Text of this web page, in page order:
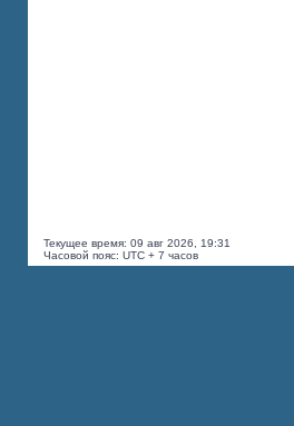
Текущее время: 09 авг 2026, 19:31
Часовой пояс: UTC + 7 часов